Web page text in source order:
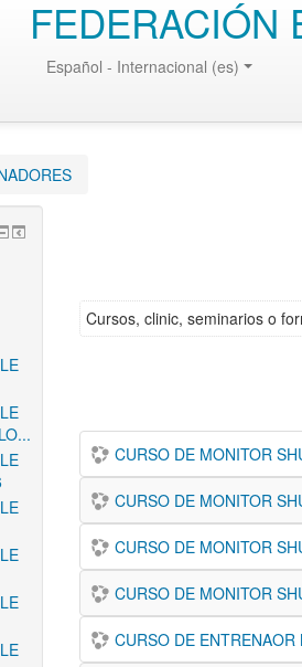
FEDERACIÓN
Español - Internacional (es)
Cursos, clinic, seminarios o
CURSO DE MONITOR
CURSO DE MONITOR
CURSO DE MONITOR
CURSO DE MONITOR
CURSO DE